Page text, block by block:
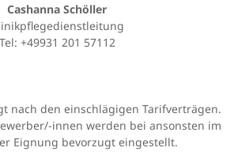
Cashanna Schöller
Tel: +49931 201 57112
nach den einschlägigen Tarifverträgen.
innen werden bei ansonsten im
Eignung bevorzugt eingestellt.